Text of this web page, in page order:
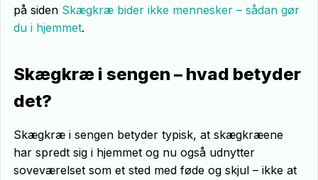
på siden Skægkræ bider ikke mennesker – sådan gør
du i hjemmet.
Skægkræ i sengen – hvad betyder
det?
Skægkræ i sengen betyder typisk, at skægkræene
har spredt sig i hjemmet og nu også udnytter
soveværelset som et sted med føde og skjul – ikke at